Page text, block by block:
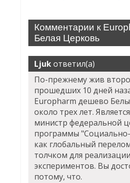
Комментарии к
Белая Церковь
Ljukответил(а)
По-прежнему жив
прошедших 10 дней
Europharm дешево
около трех лет.
министр федеральной
программы
как глобальный
толчком для
экспериментов. Вы
потому, что.